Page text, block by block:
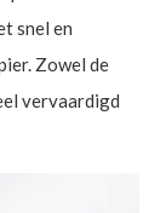
snel en
Zowel de
vervaardigd